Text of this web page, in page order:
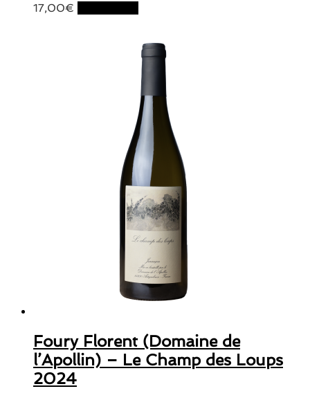
17,00€
Foury Florent (Domaine de
l’Apollin) – Le Champ des Loups
2024